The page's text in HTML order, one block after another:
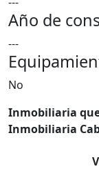
Año de
---
No
Inmobiliaria
Inmobiliaria